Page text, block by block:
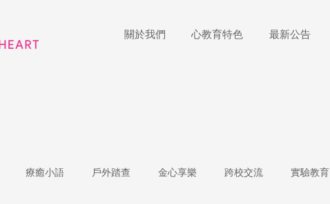
關於我們 心教育特色 最新公告
療癒小語 戶外踏查 金心享樂 跨校交流 實驗教育